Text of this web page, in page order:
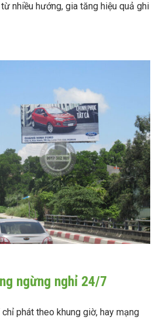
nhiều hướng, gia tăng hiệu quả ghi
ngừng nghỉ 24/7
phát theo khung giờ, hay mạng